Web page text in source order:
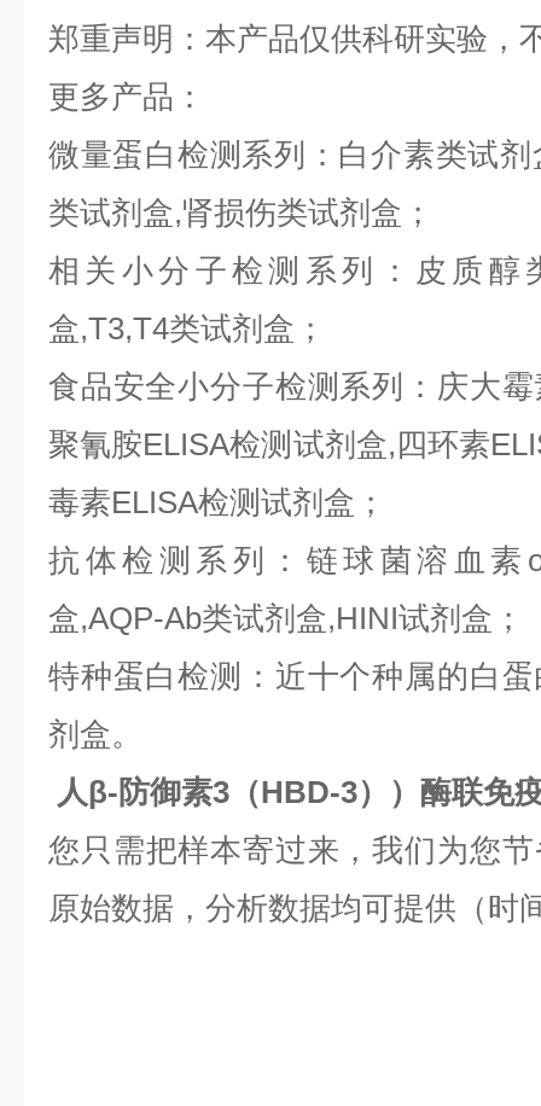
郑重声明：本产品仅供科研实验，
更多产品：
微量蛋白检测系列：白介素类试
类试剂盒,肾损伤类试剂盒；
相关小分子检测系列：皮质醇
盒,T3,T4类试剂盒；
食品安全小分子检测系列：庆大
聚氰胺ELISA检测试剂盒,四环素
毒素ELISA检测试剂盒；
抗体检测系列：链球菌溶血素
盒,AQP-Ab类试剂盒,HINI试剂盒；
特种蛋白检测：近十个种属的白
剂盒。
人β-防御素3（HBD-3））酶联免
您只需把样本寄过来，我们为您
原始数据，分析数据均可提供（时